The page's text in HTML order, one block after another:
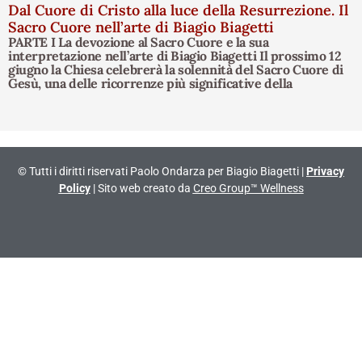
Dal Cuore di Cristo alla luce della Resurrezione. Il
Sacro Cuore nell’arte di Biagio Biagetti
PARTE I La devozione al Sacro Cuore e la sua
interpretazione nell’arte di Biagio Biagetti Il prossimo 12
giugno la Chiesa celebrerà la solennità del Sacro Cuore di
Gesù, una delle ricorrenze più significative della
© Tutti i diritti riservati Paolo Ondarza per Biagio Biagetti | Privacy
Policy| Sito web creato da Creo Group™ Wellness